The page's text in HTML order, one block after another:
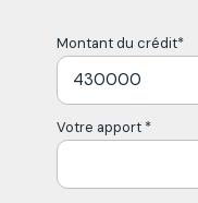
Montant du crédit*
Votre apport *